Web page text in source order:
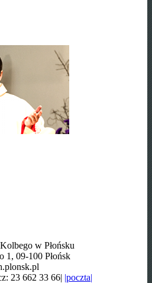
w Płońsku
1, 09-100 Płońsk
23 662 33 66| |poczta|